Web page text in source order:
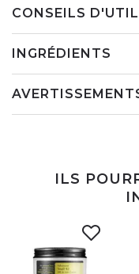
CONSEILS
INGRÉDIENTS
ILS